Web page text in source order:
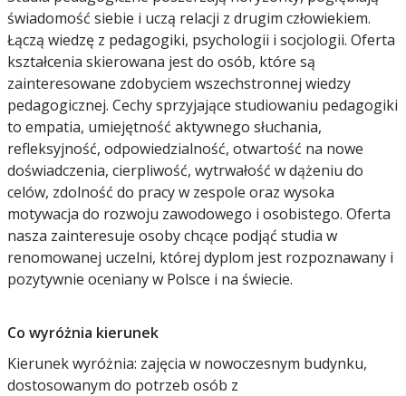
świadomość siebie i uczą relacji z drugim człowiekiem.
Łączą wiedzę z pedagogiki, psychologii i socjologii. Oferta
kształcenia skierowana jest do osób, które są
zainteresowane zdobyciem wszechstronnej wiedzy
pedagogicznej. Cechy sprzyjające studiowaniu pedagogiki
to empatia, umiejętność aktywnego słuchania,
refleksyjność, odpowiedzialność, otwartość na nowe
doświadczenia, cierpliwość, wytrwałość w dążeniu do
celów, zdolność do pracy w zespole oraz wysoka
motywacja do rozwoju zawodowego i osobistego. Oferta
nasza zainteresuje osoby chcące podjąć studia w
renomowanej uczelni, której dyplom jest rozpoznawany i
pozytywnie oceniany w Polsce i na świecie.
Co wyróżnia kierunek
Kierunek wyróżnia: zajęcia w nowoczesnym budynku,
dostosowanym do potrzeb osób z